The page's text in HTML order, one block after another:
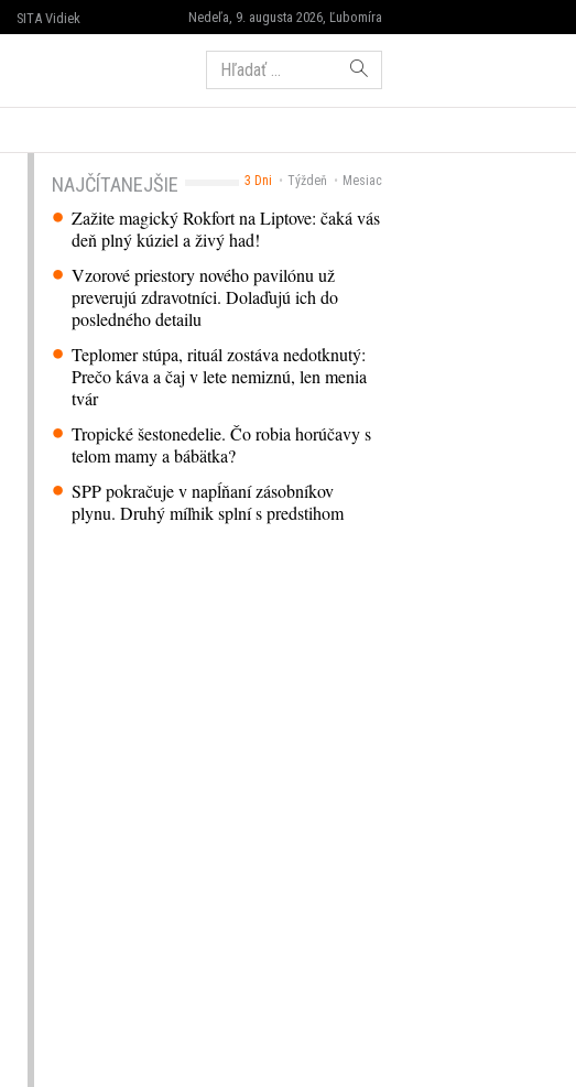
Nedeľa, 9. augusta 2026, Ľubomíra
SITA Vidiek
Hľadať:
3 Dni Týždeň Mesiac
NAJČÍTANEJŠIE
Zažite magický Rokfort na Liptove: čaká vás
deň plný kúziel a živý had!
Vzorové priestory nového pavilónu už
preverujú zdravotníci. Dolaďujú ich do
posledného detailu
Teplomer stúpa, rituál zostáva nedotknutý:
Prečo káva a čaj v lete nemiznú, len menia
tvár
Tropické šestonedelie. Čo robia horúčavy s
telom mamy a bábätka?
SPP pokračuje v napĺňaní zásobníkov
plynu. Druhý míľnik splní s predstihom